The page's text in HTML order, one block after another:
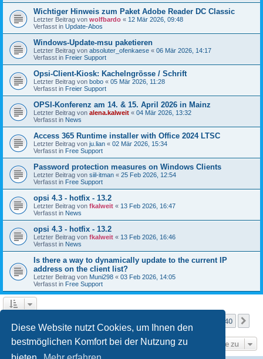
Diese Website nutzt Cookies, um Ihnen den
bestmöglichen Komfort bei der Nutzung zu
Wichtiger Hinweis zum Paket Adobe Reader DC Classic
Letzter Beitrag von wolfbardo « 12 Mär 2026, 09:48
Verfasst in Update-Abos
Windows-Update-msu paketieren
Letzter Beitrag von absoluter_ofenkaese « 06 Mär 2026, 14:17
Verfasst in Freier Support
Opsi-Client-Kiosk: Kachelngrösse / Schrift
Letzter Beitrag von bobo « 05 Mär 2026, 11:28
Verfasst in Freier Support
OPSI-Konferenz am 14. & 15. April 2026 in Mainz
Letzter Beitrag von alena.kalweit « 04 Mär 2026, 13:32
Verfasst in News
Access 365 Runtime installer with Office 2024 LTSC
Letzter Beitrag von ju.lian « 02 Mär 2026, 15:34
Verfasst in Free Support
Password protection measures on Windows Clients
Letzter Beitrag von siil-itman « 25 Feb 2026, 12:54
Verfasst in Free Support
opsi 4.3 - hotfix - 13.2
Letzter Beitrag von fkalweit « 13 Feb 2026, 16:47
Verfasst in News
opsi 4.3 - hotfix - 13.2
Letzter Beitrag von fkalweit « 13 Feb 2026, 16:46
Verfasst in News
Is there a way to dynamically update to the current IP
address on the client list?
Letzter Beitrag von Muni298 « 03 Feb 2026, 14:05
Verfasst in Free Support
40
Gehe zu